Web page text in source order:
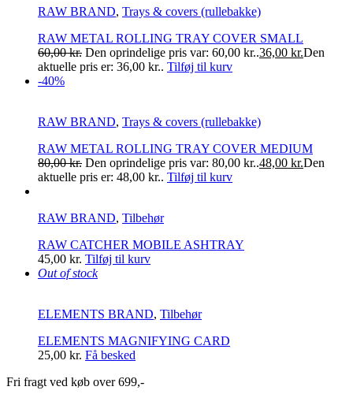
RAW BRAND, Trays & covers (rullebakke)
RAW METAL ROLLING TRAY COVER SMALL
60,00kr. Den oprindelige pris var: 60,00 kr..36,00 kr.Den
aktuelle pris er: 36,00 kr.. Tilføj til kurv
-40%
RAW BRAND, Trays & covers (rullebakke)
RAW METAL ROLLING TRAY COVER MEDIUM
80,00kr. Den oprindelige pris var: 80,00 kr..48,00 kr.Den
aktuelle pris er: 48,00 kr.. Tilføj til kurv
RAW BRAND, Tilbehør
RAW CATCHER MOBILE ASHTRAY
45,00 kr. Tilføj til kurv
Out of stock
ELEMENTS BRAND, Tilbehør
ELEMENTS MAGNIFYING CARD
25,00 kr. Få besked
Fri fragt ved køb over 699,-